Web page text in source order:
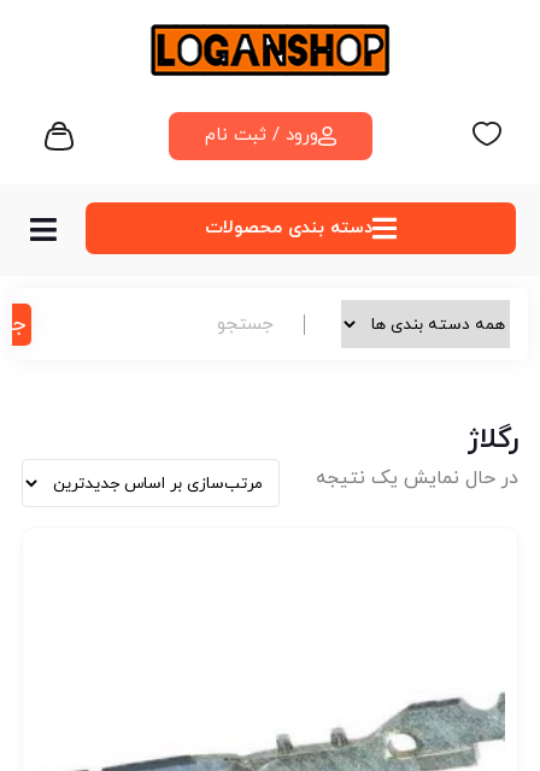
ورود / ثبت نام
دسته‌ بندی محصولات
رگلاژ
در حال نمایش یک نتیجه